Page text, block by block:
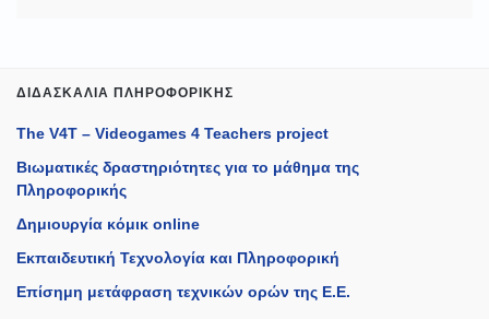
ΔΙΔΑΣΚΑΛΊΑ ΠΛΗΡΟΦΟΡΙΚΉΣ
The V4T – Videogames 4 Teachers project
Βιωματικές δραστηριότητες για το μάθημα της
Πληροφορικής
Δημιουργία κόμικ online
Εκπαιδευτική Τεχνολογία και Πληροφορική
Επίσημη μετάφραση τεχνικών ορών της Ε.Ε.